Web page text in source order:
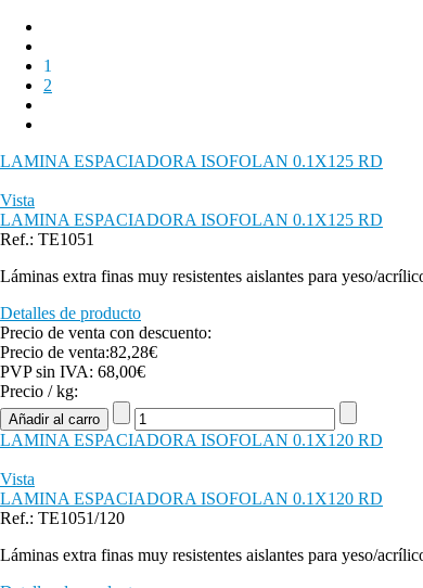
1
2
LAMINA ESPACIADORA ISOFOLAN 0.1X125 RD
Vista
LAMINA ESPACIADORA ISOFOLAN 0.1X125 RD
Ref.: TE1051
Láminas extra finas muy resistentes aislantes para yeso/
Detalles de producto
Precio de venta con descuento:
Precio de venta:82,28€
PVP sin IVA: 68,00€
Precio / kg:
LAMINA ESPACIADORA ISOFOLAN 0.1X120 RD
Vista
LAMINA ESPACIADORA ISOFOLAN 0.1X120 RD
Ref.: TE1051/120
Láminas extra finas muy resistentes aislantes para yeso/